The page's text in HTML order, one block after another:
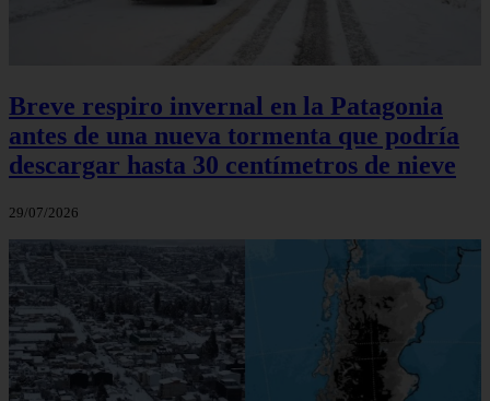
Breve respiro invernal en la Patagonia
antes de una nueva tormenta que podría
descargar hasta 30 centímetros de nieve
29/07/2026